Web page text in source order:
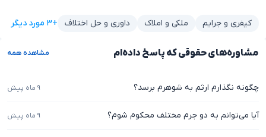
کیفری و جرایم ملکی و املاک داوری و حل اختلاف +۳ مورد دیگر
مشاوره‌های حقوقی که پاسخ داده‌ام مشاهده همه
چگونه نگذارم ارثم به شوهرم برسد؟ ۹ ماه پیش
آیا می‌توانم به دو جرم مختلف محکوم شوم؟ ۹ ماه پیش